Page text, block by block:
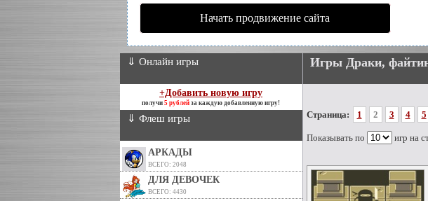
Начать продвижение сайта
⇓ Онлайн игры
+Добавить новую игру
получи 5 рублей за каждую добавленную игру!
⇓ Флеш игры
АРКАДЫ
ВСЕГО: 2048
ДЛЯ ДЕВОЧЕК
ВСЕГО: 4430
Игры Драки,
Страница: 1 2 3 4 5
Показывать по игр на